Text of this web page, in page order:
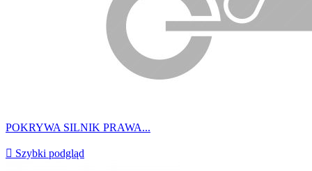
POKRYWA SILNIK PRAWA...
 Szybki podgląd